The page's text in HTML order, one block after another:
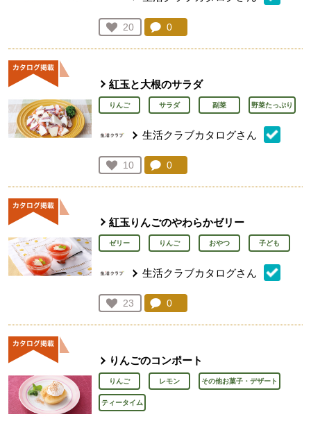
お気に入り登録：
20
人が登録
コメント：
0
紅玉と大根のサラダ
りんご サラダ 副菜 野菜たっぷり
生活クラブカタログさん
お気に入り登録：
10
人が登録
コメント：
0
紅玉りんごのやわらかゼリー
ゼリー りんご おやつ 子ども
生活クラブカタログさん
お気に入り登録：
23
人が登録
コメント：
0
りんごのコンポート
りんご レモン その他お菓子・デザート
ティータイム